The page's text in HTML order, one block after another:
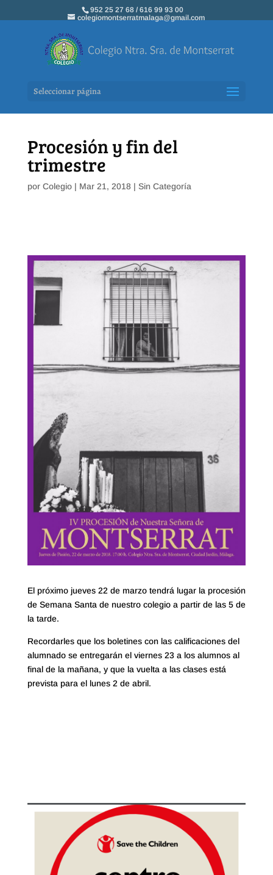
952 25 27 68 / 616 99 93 00
colegiomontserratmalaga@gmail.com
Seleccionar página
Procesión y fin del
trimestre
por Colegio| Mar 21, 2018| Sin Categoría
El próximo jueves 22 de marzo tendrá lugar la procesión
de Semana Santa de nuestro colegio a partir de las 5 de
la tarde.
Recordarles que los boletines con las calificaciones del
alumnado se entregarán el viernes 23 a los alumnos al
final de la mañana, y que la vuelta a las clases está
prevista para el lunes 2 de abril.